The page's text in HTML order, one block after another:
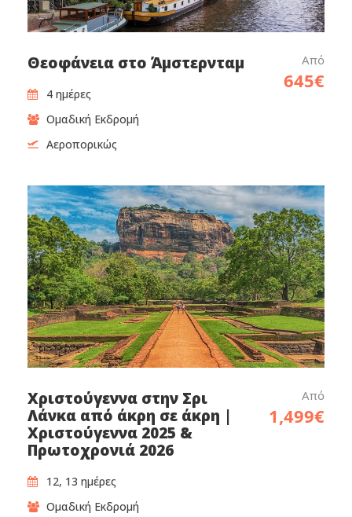
Αναχωρήσεις από Κύπρο
Θεοφάνεια στο Άμστερνταμ Από
645€
4 ημέρες
Ομαδική Εκδρομή
Αεροπορικώς
Χριστούγεννα στην Σρι
Λάνκα από άκρη σε άκρη |
Χριστούγεννα 2025 &
Πρωτοχρονιά 2026
Από
1,499€
12, 13 ημέρες
Ομαδική Εκδρομή